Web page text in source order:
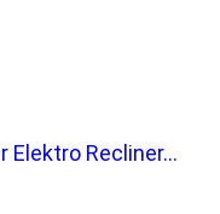
Elektro Recliner...